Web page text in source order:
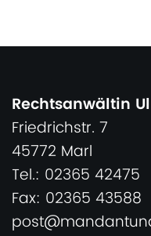
Rechtsanwältin
Friedrichstr. 7
45772 Marl
Tel.: 02365 42475
Fax: 02365 43588